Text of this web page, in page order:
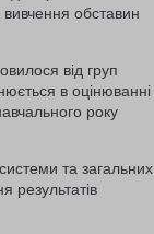
обставин
від груп
в оцінюванні
року
та загальних
результатів